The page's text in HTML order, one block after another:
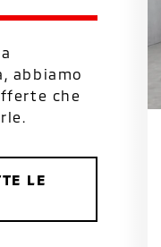
abbiamo
che
LE